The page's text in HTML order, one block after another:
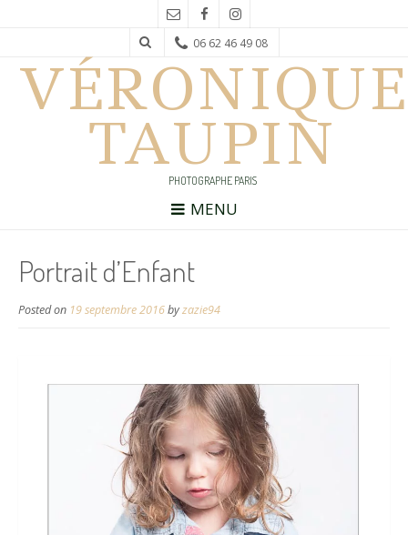
06 62 46 49 08
VÉRONIQUE
TAUPIN
PHOTOGRAPHE PARIS
MENU
Portrait d’Enfant
Posted on 19 septembre 2016byzazie94